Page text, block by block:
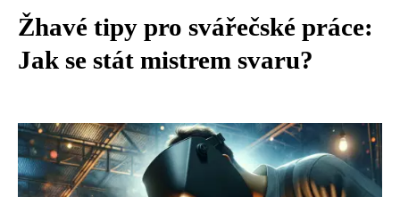
Žhavé tipy pro svářečské práce:
Jak se stát mistrem svaru?